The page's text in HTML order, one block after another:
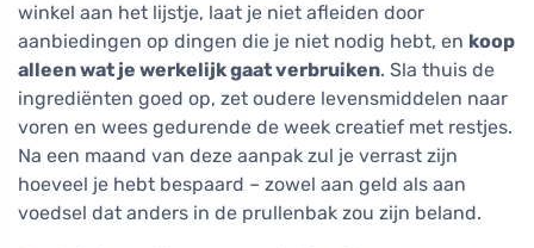
winkel aan het lijstje, laat je niet afleiden door
aanbiedingen op dingen die je niet nodig hebt, en koop
alleen wat je werkelijk gaat verbruiken. Sla thuis de
ingrediënten goed op, zet oudere levensmiddelen naar
voren en wees gedurende de week creatief met restjes.
Na een maand van deze aanpak zul je verrast zijn
hoeveel je hebt bespaard – zowel aan geld als aan
voedsel dat anders in de prullenbak zou zijn beland.